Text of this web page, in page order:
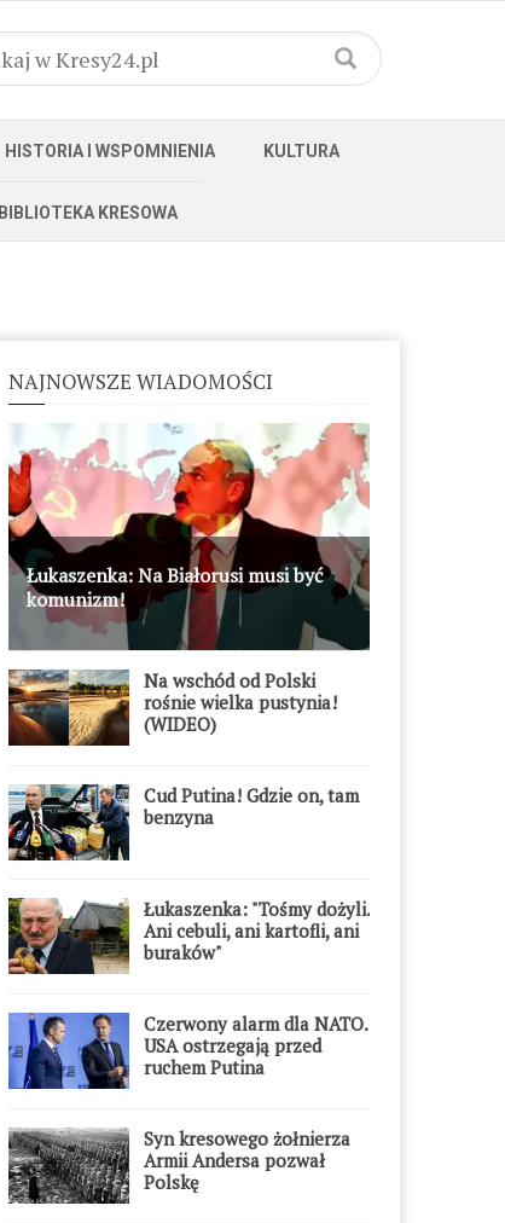
HISTORIA I WSPOMNIENIA KULTURA
BIBLIOTEKA KRESOWA
NAJNOWSZE WIADOMOŚCI
Łukaszenka: Na Białorusi musi być
komunizm!
Na wschód od Polski
rośnie wielka pustynia!
(WIDEO)
Cud Putina! Gdzie on, tam
benzyna
Łukaszenka: "Tośmy dożyli.
Ani cebuli, ani kartofli, ani
buraków"
Czerwony alarm dla NATO.
USA ostrzegają przed
ruchem Putina
Syn kresowego żołnierza
Armii Andersa pozwał
Polskę